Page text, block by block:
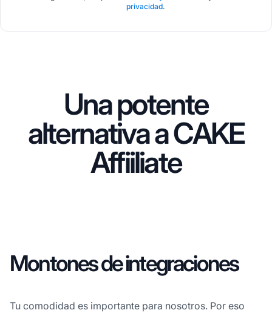
privacidad.
Una potente
alternativa a CAKE
Affiiliate
Montones de integraciones
Tu comodidad es importante para nosotros. Por eso